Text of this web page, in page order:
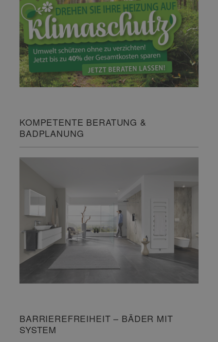
KOMPETENTE BERATUNG &
BADPLANUNG
BARRIEREFREIHEIT – BÄDER MIT
SYSTEM